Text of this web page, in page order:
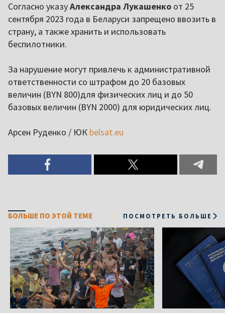
Согласно указуАлександра Лукашенко от 25
сентября 2023 года в Беларуси запрещено ввозить в
страну, а также хранить и использовать
беспилотники.
За нарушение могут привлечь к административной
ответственности со штрафом до 20 базовых
величин (BYN 800)для физических лиц и до 50
базовых величин (BYN 2000) для юридических лиц.
Арсен Руденко / ЮК belsat.eu
БОЛЬШЕ ПО ЭТОЙ ТЕМЕ ПОСМОТРЕТЬ БОЛЬШЕ